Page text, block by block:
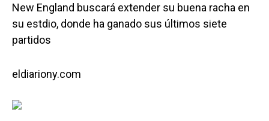
New England buscará extender su buena racha en
su estdio, donde ha ganado sus últimos siete
partidos
eldiariony.com